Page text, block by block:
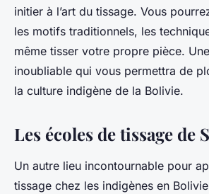
initier à l’art du tissage. Vous
les motifs traditionnels, les
même tisser votre propre pièce.
inoubliable qui vous permettra de
la culture indigène de la Bolivie.
Les écoles de tissage de
Un autre lieu incontournable pour
tissage chez les indigènes en